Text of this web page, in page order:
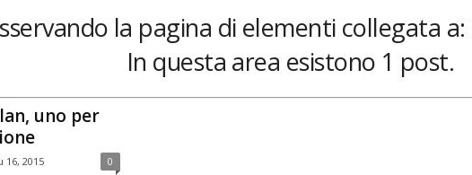
la pagina di elementi collegata
In questa area esistono 1 post.
uno per
16, 2015 0